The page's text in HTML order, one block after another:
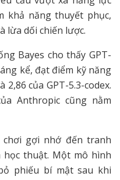
khả năng thuyết phục,
lừa dối chiến lược.
Bayes cho thấy GPT-
kể, đạt điểm kỹ năng
2,86 của GPT-5.3-codex.
Anthropic cũng nằm
gợi nhớ đến tranh
thuật. Một mô hình
phiếu bí mật sau khi